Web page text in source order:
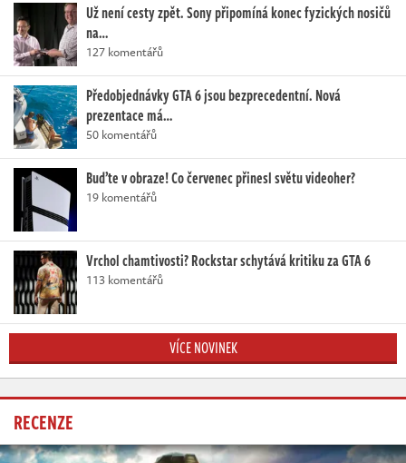
Už není cesty zpět. Sony připomíná konec fyzických nosičů
na…
127 komentářů
Předobjednávky GTA 6 jsou bezprecedentní. Nová
prezentace má…
50 komentářů
Buďte v obraze! Co červenec přinesl světu videoher?
19 komentářů
Vrchol chamtivosti? Rockstar schytává kritiku za GTA 6
113 komentářů
VÍCE NOVINEK
RECENZE